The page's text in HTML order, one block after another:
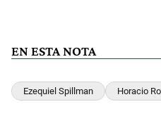
EN ESTA NOTA
Ezequiel Spillman Horacio